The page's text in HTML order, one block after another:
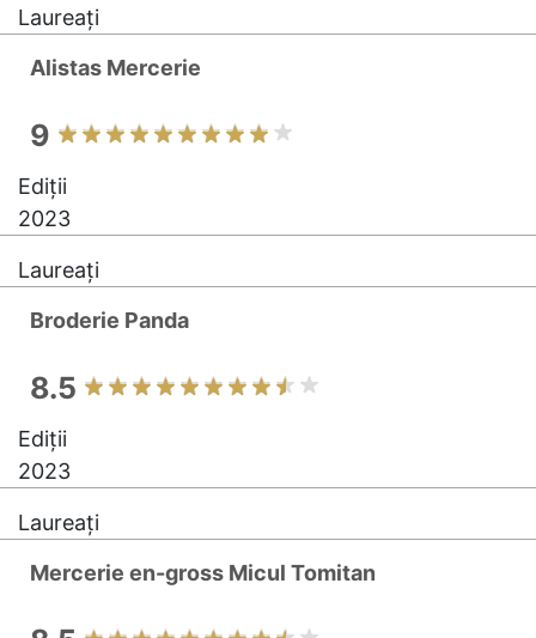
Laureați
Alistas Mercerie
9
Ediții
2023
Laureați
Broderie Panda
8.5
Ediții
2023
Laureați
Mercerie en-gross Micul Tomitan